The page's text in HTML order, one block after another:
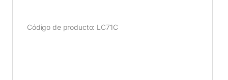
Código de producto: LC71C